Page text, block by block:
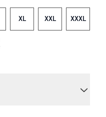
XL XXL XXXL